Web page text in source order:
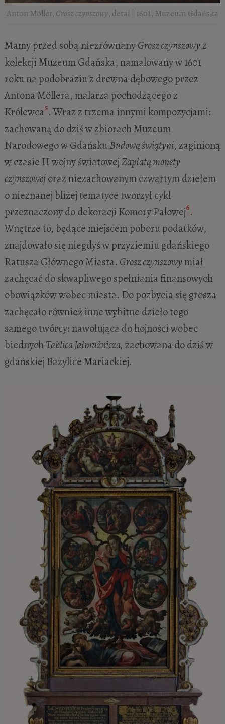
Anton Möller, Grosz czynszowy, detal | 1601, Muzeum Gdańska
Mamy przed sobą niezrównanyGrosz czynszowyz
kolekcji Muzeum Gdańska, namalowany w 1601
roku na podobraziu z drewna dębowego przez
Antona Möllera, malarza pochodzącego z
Królewca5. Wraz z trzema innymi kompozycjami:
zachowaną do dziś w zbiorach Muzeum
Narodowego w GdańskuBudową świątyni, zaginioną
w czasie II wojny światowejZapłatą monety
czynszowejoraz niezachowanym czwartym dziełem
o nieznanej bliżej tematyce tworzył cykl
przeznaczony do dekoracji Komory Palowej6.
Wnętrze to, będące miejscem poboru podatków,
znajdowało się niegdyś w przyziemiu gdańskiego
Ratusza Głównego Miasta. Grosz czynszowymiał
zachęcać do skwapliwego spełniania finansowych
obowiązków wobec miasta. Do pozbycia się grosza
zachęcało również inne wybitne dzieło tego
samego twórcy: nawołująca do hojności wobec
biednychTablica Jałmużnicza, zachowana do dziś w
gdańskiej Bazylice Mariackiej.